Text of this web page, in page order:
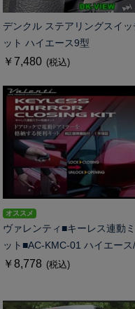
デンクル ステアリングスイッ
ット ハイエース9型
￥7,480 (税込)
オススメ
ヴァレンティ■キーレス連動
ット■AC-KMC-01 ハイエー
￥8,778 (税込)